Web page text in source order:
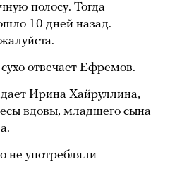
полосу. Тогда
10 дней назад.
отвечает Ефремов.
Ирина Хайруллина,
вдовы, младшего сына
не употребляли